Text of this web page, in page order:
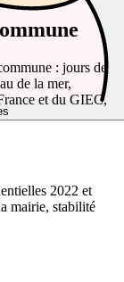
: jours de
de la mer,
et du GIEC,
2022 et
mairie, stabilité